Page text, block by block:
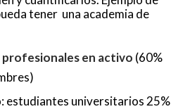
tener una academia de
en activo (60%
estudiantes universitarios 25%